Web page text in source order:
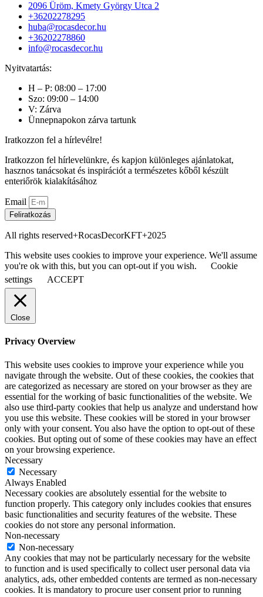
2096 Üröm, Kmety György Utca 2
+36202278295
huba@rocasdecor.hu
+36202278860
info@rocasdecor.hu
Nyitvatartás:
H – P: 08:00 – 17:00
Szo: 09:00 – 14:00
V: Zárva
Ünnepnapokon zárva tartunk
Iratkozzon fel a hírlevélre!
Iratkozzon fel hírlevelünkre, és kapjon különleges ajánlatokat,
hasznos tanácsokat és inspirációt a természetes kőből készült
enteriőrök kialakításához
Email
Feliratkozás
All rights reserved+RocasDecorKFT+2025
This website uses cookies to improve your experience. We'll assume
you're ok with this, but you can opt-out if you wish.
Cookie
settings
ACCEPT
Close
Privacy Overview
This website uses cookies to improve your experience while you
navigate through the website. Out of these cookies, the cookies that
are categorized as necessary are stored on your browser as they are
essential for the working of basic functionalities of the website. We
also use third-party cookies that help us analyze and understand how
you use this website. These cookies will be stored in your browser
only with your consent. You also have the option to opt-out of these
cookies. But opting out of some of these cookies may have an effect
on your browsing experience.
Necessary
Necessary
Always Enabled
Necessary cookies are absolutely essential for the website to
function properly. This category only includes cookies that ensures
basic functionalities and security features of the website. These
cookies do not store any personal information.
Non-necessary
Non-necessary
Any cookies that may not be particularly necessary for the website
to function and is used specifically to collect user personal data via
analytics, ads, other embedded contents are termed as non-necessary
cookies. It is mandatory to procure user consent prior to running